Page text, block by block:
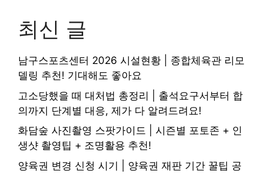
최신 글
남구스포츠센터 2026 시설현황 | 종합체육관 리모
델링 추천! 기대해도 좋아요
고소당했을 때 대처법 총정리 | 출석요구서부터 합
의까지 단계별 대응, 제가 다 알려드려요!
화담숲 사진촬영 스팟가이드 | 시즌별 포토존 + 인
생샷 촬영팁 + 조명활용 추천!
양육권 변경 신청 시기 | 양육권 재판 기간 꿀팁 공